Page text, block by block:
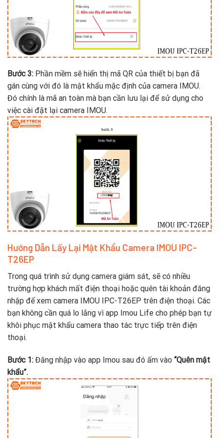
Bước 3: Phần mềm sẽ hiển thị mã QR của thiết bị bạn đã
gán cùng với đó là mật khẩu mặc định của camera IMOU.
Đó chính là mã an toàn mà bạn cần lưu lại để sử dụng cho
việc cài đặt lại camera IMOU.
Hướng Dẫn Lấy Lại Mật Khẩu Camera IMOU IPC-
T26EP
Trong quá trình sử dụng camera giám sát, sẽ có nhiều
trường hợp khách mất điện thoại hoặc quên tài khoản đăng
nhập để xem camera IMOU IPC-T26EP trên điện thoại. Các
bạn không cần quá lo lắng vì app Imou Life cho phép bạn tự
khôi phục mật khẩu camera thao tác trực tiếp trên điện
thoại.
Bước 1: Đăng nhập vào app Imou sau đó ấm vào “Quên mật
khẩu”.